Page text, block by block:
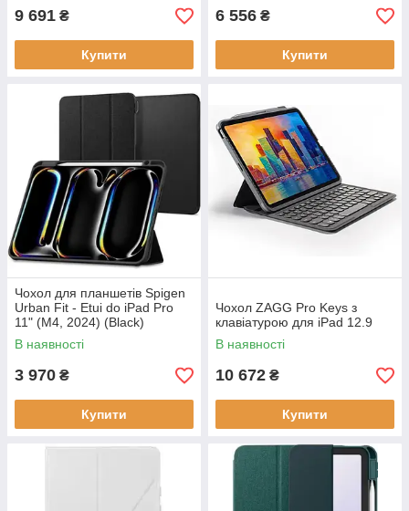
9 691 ₴
Купити
6 556 ₴
Купити
Чохол для планшетів Spigen
Urban Fit - Etui do iPad Pro
11" (M4, 2024) (Black)
В наявності
3 970 ₴
Купити
Чохол ZAGG Pro Keys з
клавіатурою для iPad 12.9
В наявності
10 672 ₴
Купити